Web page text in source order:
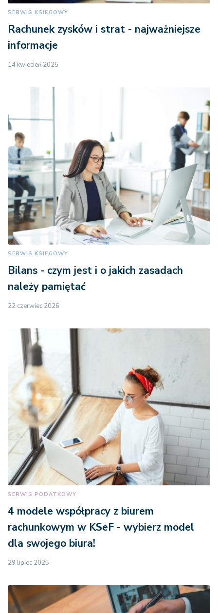
SERWIS KSIĘGOWY
Rachunek zysków i strat - najważniejsze
informacje
14 kwiecień 2025
SERWIS KSIĘGOWY
Bilans - czym jest i o jakich zasadach
należy pamiętać
22 czerwiec 2026
SERWIS PODATKOWY
4 modele współpracy z biurem
rachunkowym w KSeF - wybierz model
dla swojego biura!
29 lipiec 2025